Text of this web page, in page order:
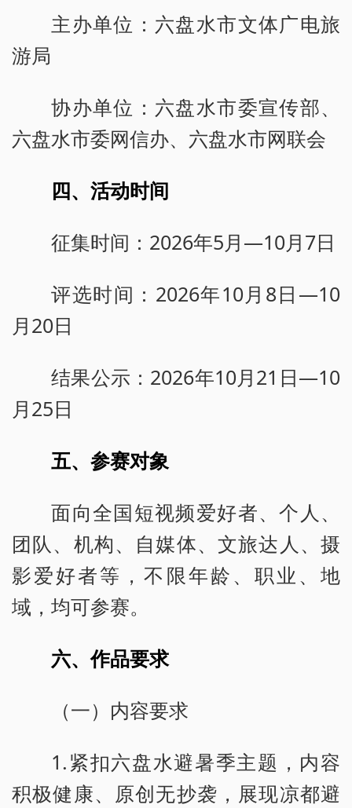
主办单位：六盘水市文体广电旅
游局
协办单位：六盘水市委宣传部、
六盘水市委网信办、六盘水市网联会
四、活动时间
征集时间：2026年5月—10月7日
评选时间：2026年10月8日—10
月20日
结果公示：2026年10月21日—10
月25日
五、参赛对象
面向全国短视频爱好者、个人、
团队、机构、自媒体、文旅达人、摄
影爱好者等，不限年龄、职业、地
域，均可参赛。
六、作品要求
（一）内容要求
1.紧扣六盘水避暑季主题，内容
积极健康、原创无抄袭，展现凉都避